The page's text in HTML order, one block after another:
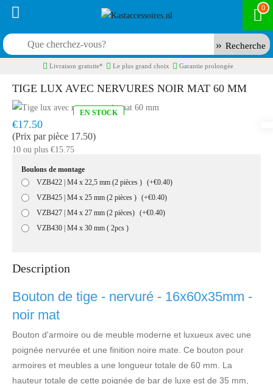
0
Recherche
Livraison gratuite* Le plus grand choix Garantie prolongée
TIGE LUX AVEC NERVURES NOIR MAT 60 MM
EN STOCK
Livraison rapide, en 1 à 2 jours ouvrés
€17.50
(Prix par pièce 17.50)
10 ou plus €15.75
Boulons de montage
VZB422 | M4 x 22,5 mm (2 pièces ) (+€0.40)
VZB425 | M4 x 25 mm (2 pièces ) (+€0.40)
VZB427 | M4 x 27 mm (2 pièces) (+€0.40)
VZB430 | M4 x 30 mm ( 2pcs )
Description
Bouton de tige - nervuré - 16x60x35mm -
noir mat
Bouton d'armoire ou de meuble moderne et luxueux avec une
poignée nervurée et une finition noire mate. Ce bouton pour
armoires et meubles a une longueur totale de 60 mm. La
hauteur totale de cette poignée de bar de luxe est de 35 mm,